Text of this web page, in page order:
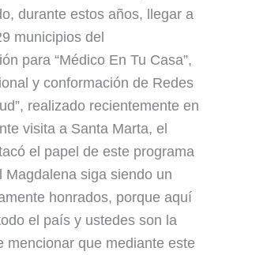
durante estos años, llegar a
municipios del
para “Médico En Tu Casa”,
y conformación de Redes
realizado recientemente en
visita a Santa Marta, el
el papel de este programa
Magdalena siga siendo un
honrados, porque aquí
el país y ustedes son la
mencionar que mediante este